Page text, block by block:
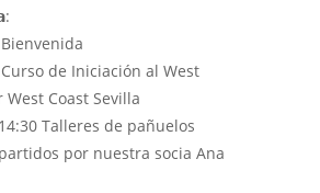
de Iniciación al West
West Coast Sevilla
Talleres de pañuelos
por nuestra socia Ana